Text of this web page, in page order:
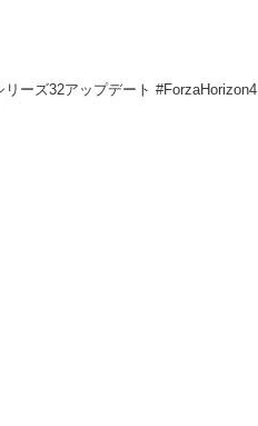
リーズ32アップデート #ForzaHorizon4